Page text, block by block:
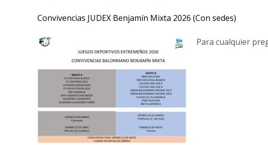
Convivencias JUDEX Benjamín Mixta 2026 (Con sedes)
Para cualquier